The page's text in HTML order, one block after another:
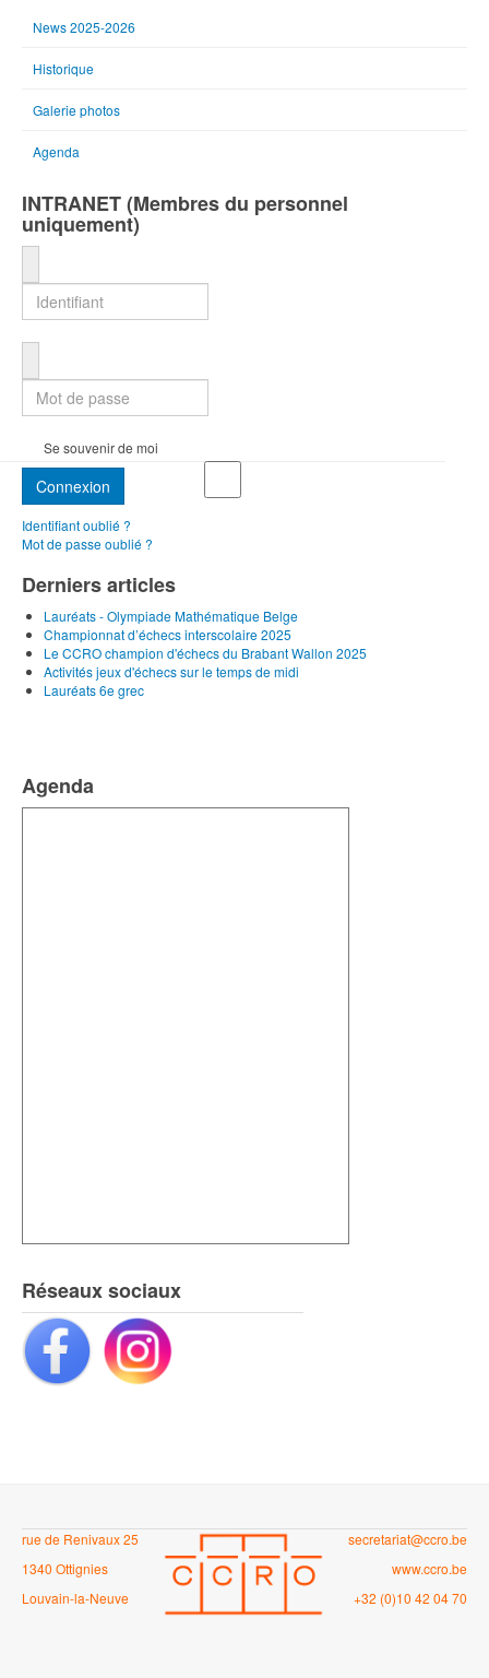
News 2025-2026
Historique
Galerie photos
Agenda
INTRANET (Membres du personnel
uniquement)
Se souvenir de moi
Connexion
Identifiant oublié ?
Mot de passe oublié ?
Derniers articles
Lauréats - Olympiade Mathématique Belge
Championnat d’échecs interscolaire 2025
Le CCRO champion d'échecs du Brabant Wallon 2025
Activités jeux d'échecs sur le temps de midi
Lauréats 6e grec
Agenda
Réseaux sociaux
rue de Renivaux 25
1340 Ottignies
Louvain-la-Neuve
secretariat@ccro.be
www.ccro.be
+32 (0)10 42 04 70